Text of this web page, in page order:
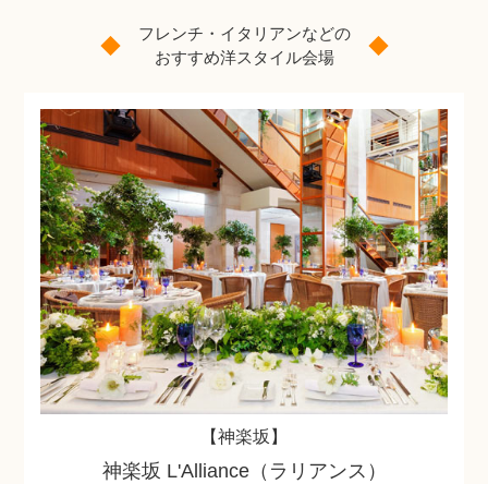
フレンチ・イタリアンなどの
おすすめ洋スタイル会場
【神楽坂】
神楽坂 L'Alliance（ラリアンス）